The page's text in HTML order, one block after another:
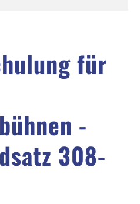
für
-
308-